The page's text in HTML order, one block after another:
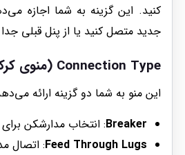
کنید. این گزینه به شما اجازه
جدید متصل کنید یا از پنل قبلی
Connection Type (منوی کرکره‌ای)
این منو به شما دو گزینه ارائه
Breaker: انتخاب مدارشکن برای
Feed Through Lugs: اتصال